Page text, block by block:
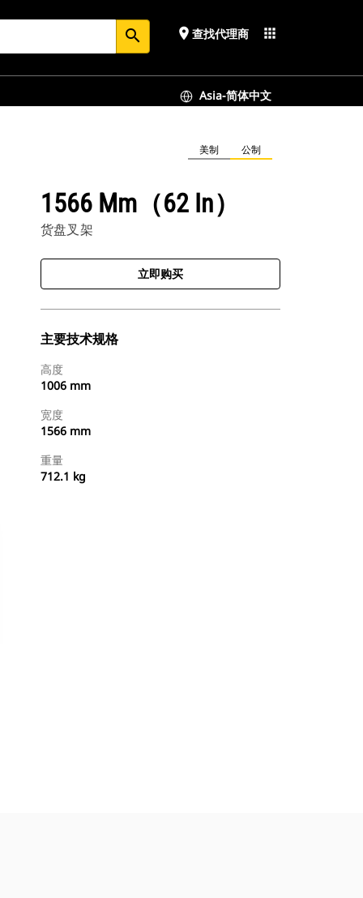
search place 查找代理商 apps
Asia-简体中文
美制 公制
1566 Mm（62 In）
货盘叉架
立即购买
主要技术规格
高度
1006 mm
宽度
1566 mm
重量
712.1 kg